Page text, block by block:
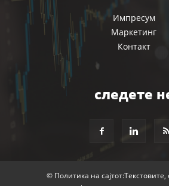
Импресум
Маркетинг
Контакт
следете
© Политика на